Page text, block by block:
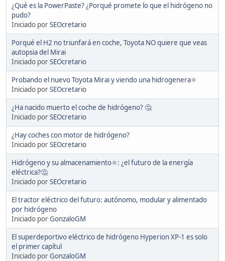
¿Qué es la PowerPaste? ¿Porqué promete lo que el hidrógeno no
pudo?
Iniciado porSEOcretario
Porqué el H2 no triunfará en coche, Toyota NO quiere que veas
autopsia del Mirai
Iniciado porSEOcretario
Probando el nuevo Toyota Mirai y viendo una hidrogenera⚛️
Iniciado porSEOcretario
¿Ha nacido muerto el coche de hidrógeno? 🤔
Iniciado porSEOcretario
¿Hay coches con motor de hidrógeno?
Iniciado porSEOcretario
Hidrógeno y su almacenamiento⚛️: ¿el futuro de la energía
eléctrica?🤔
Iniciado porSEOcretario
El tractor eléctrico del futuro: autónomo, modular y alimentado
por hidrógeno
Iniciado porGonzaloGM
El superdeportivo eléctrico de hidrógeno Hyperion XP-1 es solo
el primer capítul
Iniciado porGonzaloGM